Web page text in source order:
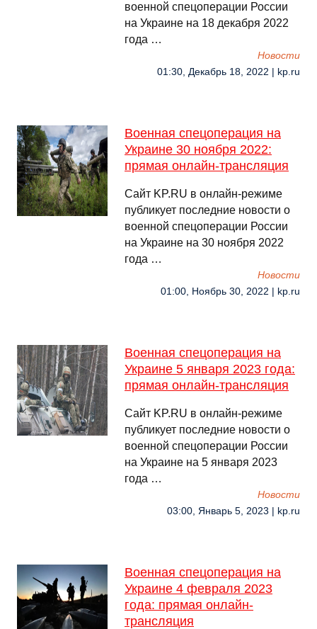
военной спецоперации России
на Украине на 18 декабря 2022
года …
Новости
01:30, Декабрь 18, 2022 | kp.ru
Военная спецоперация на
Украине 30 ноября 2022:
прямая онлайн-трансляция
Сайт KP.RU в онлайн-режиме
публикует последние новости о
военной спецоперации России
на Украине на 30 ноября 2022
года …
Новости
01:00, Ноябрь 30, 2022 | kp.ru
Военная спецоперация на
Украине 5 января 2023 года:
прямая онлайн-трансляция
Сайт KP.RU в онлайн-режиме
публикует последние новости о
военной спецоперации России
на Украине на 5 января 2023
года …
Новости
03:00, Январь 5, 2023 | kp.ru
Военная спецоперация на
Украине 4 февраля 2023
года: прямая онлайн-
трансляция